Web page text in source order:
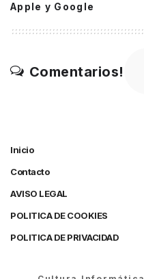
Apple y Google
Comentarios!
Inicio
Contacto
AVISO LEGAL
POLITICA DE COOKIES
POLITICA DE PRIVACIDAD